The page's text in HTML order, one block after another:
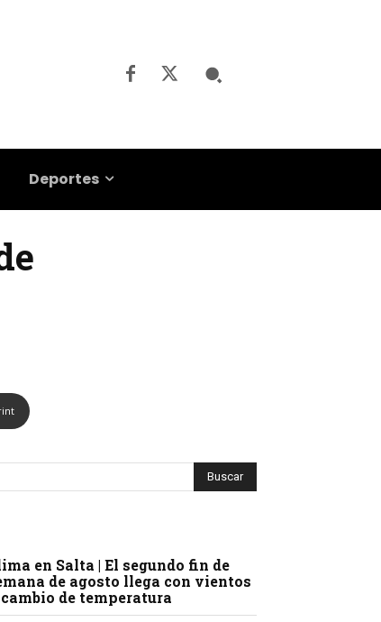
Deportes
en Salta | El segundo fin de
de agosto llega con vientos
de temperatura